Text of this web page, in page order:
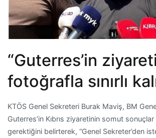
“Guterres’in
fotoğrafla sınırlı
KTÖS Genel Sekreteri Burak Maviş, BM
Guterres’in Kıbrıs ziyaretinin somut
gerektiğini belirterek, “Genel Sekreter’den